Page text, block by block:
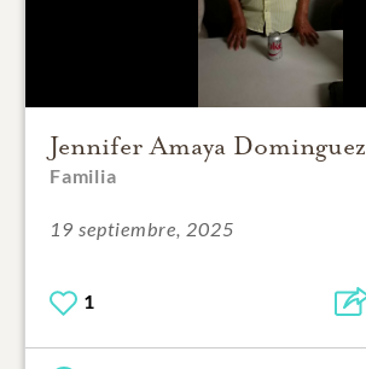
Jennifer Amaya Dominguez
Familia
19 septiembre, 2025
1